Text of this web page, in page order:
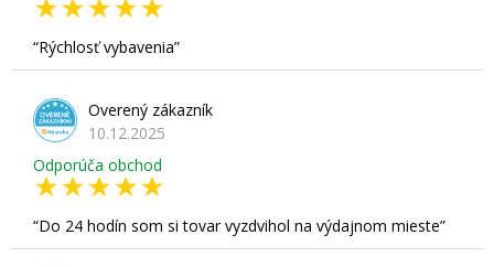
Rýchlosť vybavenia
Overený zákazník
10.12.2025
Odporúča obchod
Do 24 hodín som si tovar vyzdvihol na výdajnom mieste